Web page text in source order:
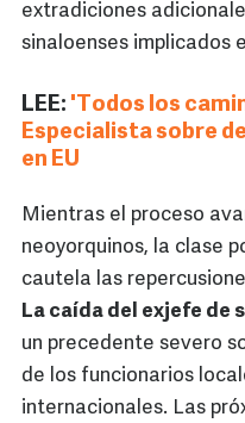
extradiciones
sinaloenses implicados
LEE: 'Todos los
Especialista sobre
en EU
Mientras el proceso
neoyorquinos, la clase
cautela las
La caída del exjefe de
un precedente severo
de los funcionarios
internacionales. Las